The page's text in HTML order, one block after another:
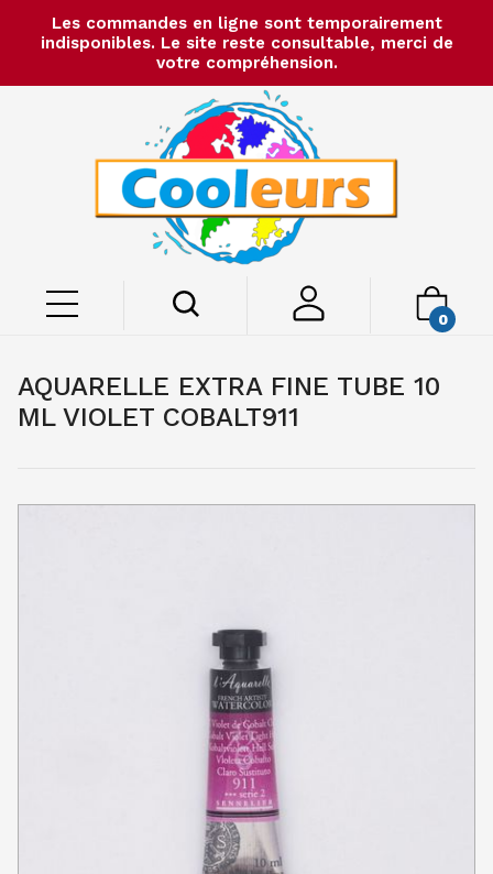
Les commandes en ligne sont temporairement
indisponibles. Le site reste consultable, merci de
votre compréhension.
0
AQUARELLE EXTRA FINE TUBE 10
ML VIOLET COBALT911